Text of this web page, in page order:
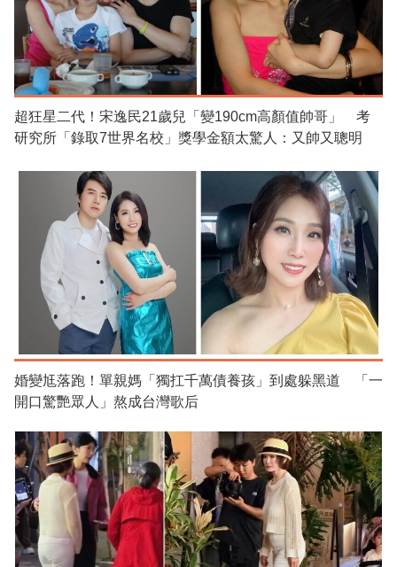
超狂星二代！宋逸民21歲兒「變190cm高顏值帥哥」 考
研究所「錄取7世界名校」獎學金額太驚人：又帥又聰明
婚變尪落跑！單親媽「獨扛千萬債養孩」到處躲黑道 「一
開口驚艷眾人」熬成台灣歌后